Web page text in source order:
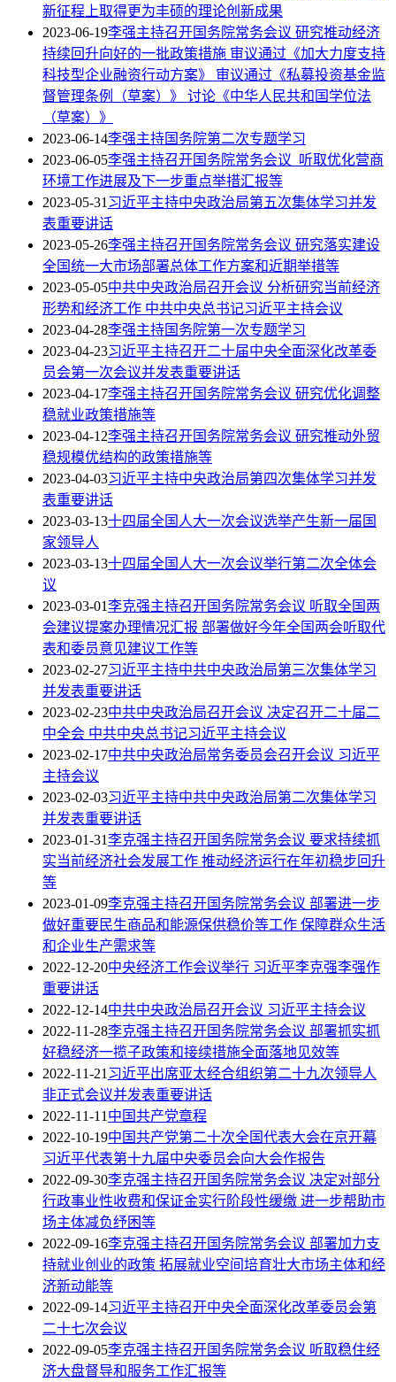
新征程上取得更为丰硕的理论创新成果
2023-06-19李强主持召开国务院常务会议 研究推动经济
持续回升向好的一批政策措施 审议通过《加大力度支持
科技型企业融资行动方案》 审议通过《私募投资基金监
督管理条例（草案）》 讨论《中华人民共和国学位法
（草案）》
2023-06-14李强主持国务院第二次专题学习
2023-06-05李强主持召开国务院常务会议 听取优化营商
环境工作进展及下一步重点举措汇报等
2023-05-31习近平主持中央政治局第五次集体学习并发
表重要讲话
2023-05-26李强主持召开国务院常务会议 研究落实建设
全国统一大市场部署总体工作方案和近期举措等
2023-05-05中共中央政治局召开会议 分析研究当前经济
形势和经济工作 中共中央总书记习近平主持会议
2023-04-28李强主持国务院第一次专题学习
2023-04-23习近平主持召开二十届中央全面深化改革委
员会第一次会议并发表重要讲话
2023-04-17李强主持召开国务院常务会议 研究优化调整
稳就业政策措施等
2023-04-12李强主持召开国务院常务会议 研究推动外贸
稳规模优结构的政策措施等
2023-04-03习近平主持中央政治局第四次集体学习并发
表重要讲话
2023-03-13十四届全国人大一次会议选举产生新一届国
家领导人
2023-03-13十四届全国人大一次会议举行第二次全体会
议
2023-03-01李克强主持召开国务院常务会议 听取全国两
会建议提案办理情况汇报 部署做好今年全国两会听取代
表和委员意见建议工作等
2023-02-27习近平主持中共中央政治局第三次集体学习
并发表重要讲话
2023-02-23中共中央政治局召开会议 决定召开二十届二
中全会 中共中央总书记习近平主持会议
2023-02-17中共中央政治局常务委员会召开会议 习近平
主持会议
2023-02-03习近平主持中共中央政治局第二次集体学习
并发表重要讲话
2023-01-31李克强主持召开国务院常务会议 要求持续抓
实当前经济社会发展工作 推动经济运行在年初稳步回升
等
2023-01-09李克强主持召开国务院常务会议 部署进一步
做好重要民生商品和能源保供稳价等工作 保障群众生活
和企业生产需求等
2022-12-20中央经济工作会议举行 习近平李克强李强作
重要讲话
2022-12-14中共中央政治局召开会议 习近平主持会议
2022-11-28李克强主持召开国务院常务会议 部署抓实抓
好稳经济一揽子政策和接续措施全面落地见效等
2022-11-21习近平出席亚太经合组织第二十九次领导人
非正式会议并发表重要讲话
2022-11-11中国共产党章程
2022-10-19中国共产党第二十次全国代表大会在京开幕
习近平代表第十九届中央委员会向大会作报告
2022-09-30李克强主持召开国务院常务会议 决定对部分
行政事业性收费和保证金实行阶段性缓缴 进一步帮助市
场主体减负纾困等
2022-09-16李克强主持召开国务院常务会议 部署加力支
持就业创业的政策 拓展就业空间培育壮大市场主体和经
济新动能等
2022-09-14习近平主持召开中央全面深化改革委员会第
二十七次会议
2022-09-05李克强主持召开国务院常务会议 听取稳住经
济大盘督导和服务工作汇报等